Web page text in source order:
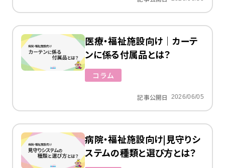
医療・福祉施設向け｜カーテ
ンに係る付属品とは？
コラム
記事公開日 2026/06/05
病院・福祉施設向け|見守りシ
ステムの種類と選び方とは？